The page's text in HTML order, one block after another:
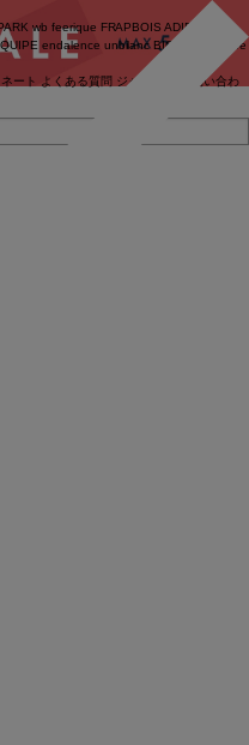
wb feerique FRAPBOIS ADIEU
endalence unbilanc BIGI online store
ート よくある質問 ジャーナル
お問い合わ